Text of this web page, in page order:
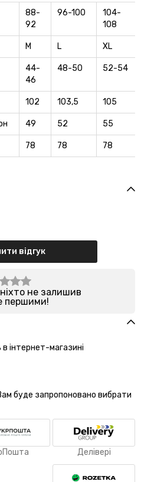
88-
92
96-100
104-
108
M L XL
44-
46
48-50 52-54
102 103,5 105
49 52 55
78 78 78
відгук
ніхто не залишив
першими!
інтернет-магазині
буде запропоновано вибрати
Делівері